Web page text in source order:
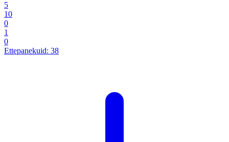
5
10
0
1
0
Ettepanekuid: 38